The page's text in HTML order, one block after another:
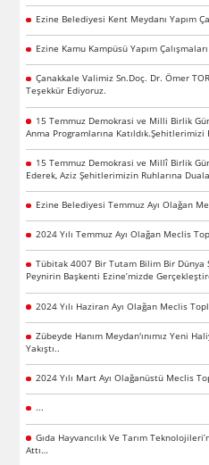
Ezine Belediyesi Kent Meydanı Yapım
Ezine Kamu Kampüsü Yapım
Çanakkale Valimiz Sn.Doç. Dr. Ömer
Teşekkür Ediyoruz.
15 Temmuz Demokrasi ve Milli Birlik
Anma Programlarına
15 Temmuz Demokrasi ve Millî Birlik
Ederek, Aziz Şehitlerimizin Ruhlarına
Ezine Belediyesi Temmuz Ayı Olağan
2024 Yılı Temmuz Ayı Olağan Meclis
Tübitak 4007 Bir Tutam Bilim Bir Dünya
Peynirin Başkenti Ezine’mizde
2024 Yılı Haziran Ayı Olağan Meclis
Zübeyde Hanım Meydan'ınımız Yeni
Yakıştı..
2024 Yılı Mart Ayı Olağanüstü Meclis
...
Gıda Hayvancılık Ve Tarım
Attı…